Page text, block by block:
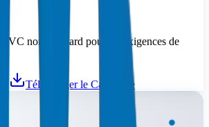
non standard pour les exigences de
Télécharger le Catalogue